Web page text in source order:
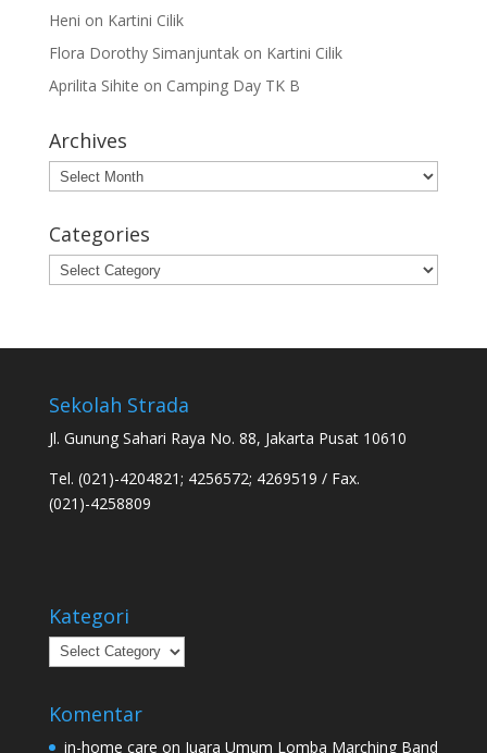
Heni on Kartini Cilik
Flora Dorothy Simanjuntakon Kartini Cilik
Aprilita Sihite on Camping Day TK B
Archives
Archives
Categories
Categories
Sekolah Strada
Jl. Gunung Sahari Raya No. 88, Jakarta Pusat 10610
Tel. (021)-4204821; 4256572; 4269519 / Fax.
(021)-4258809
Kategori
Kategori
Komentar
in-home care on Juara Umum Lomba Marching Band